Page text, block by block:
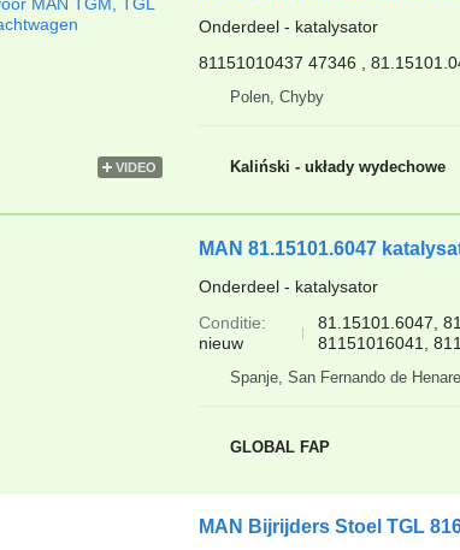
VIDEO
Onderdeel - katalysator
81151010437 47346 ,
Polen, Chyby
Kaliński - układy wydechowe
MAN 81.15101.6047
Onderdeel - katalysator
Conditie
nieuw
81.15101.6047,
81151016041,
Spanje, San Fernando de
GLOBAL FAP
MAN Bijrijders Stoel TGL